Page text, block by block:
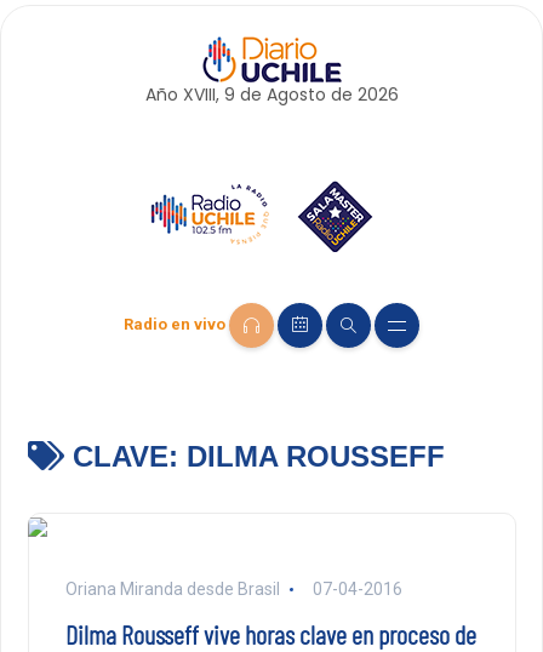
Año XVIII, 9 de Agosto de 2026
Radio en vivo
CLAVE: DILMA ROUSSEFF
Oriana Miranda desde Brasil 07-04-2016
Dilma Rousseff vive horas clave en proceso de